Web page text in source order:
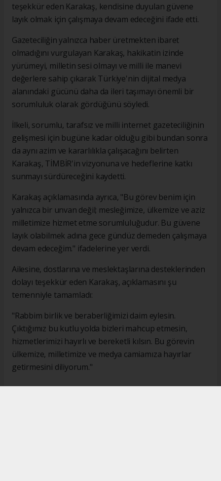
teşekkür eden Karakaş, kendisine duyulan güvene
layık olmak için çalışmaya devam edeceğini ifade etti.
Gazeteciliğin yalnızca haber üretmekten ibaret
olmadığını vurgulayan Karakaş, hakikatin izinde
yürümeyi, milletin sesi olmayı ve milli ile manevi
değerlere sahip çıkarak Türkiye'nin dijital medya
alanındaki gücünü daha da ileri taşımayı önemli bir
sorumluluk olarak gördüğünü söyledi.
İlkeli, sorumlu, tarafsız ve milli internet gazeteciliğinin
gelişmesi için bugüne kadar olduğu gibi bundan sonra
da aynı azim ve kararlılıkla çalışacağını belirten
Karakaş, TİMBİR'in vizyonuna ve hedeflerine katkı
sunmayı sürdüreceğini kaydetti.
Karakaş açıklamasında ayrıca, "Bu görev benim için
yalnızca bir unvan değil; mesleğimize, ülkemize ve aziz
milletimize hizmet etme sorumluluğudur. Bu güvene
layık olabilmek adına gece gündüz demeden çalışmaya
devam edeceğim." ifadelerine yer verdi.
Ailesine, dostlarına ve meslektaşlarına desteklerinden
dolayı teşekkür eden Karakaş, açıklamasını şu
temenniyle tamamladı:
"Rabbim birlik ve beraberliğimizi daim eylesin.
Çıktığımız bu kutlu yolda bizleri mahcup etmesin,
hizmetlerimizi hayırlı ve bereketli kılsın. Bu görevin
ülkemize, milletimize ve medya camiamıza hayırlar
getirmesini diliyorum."